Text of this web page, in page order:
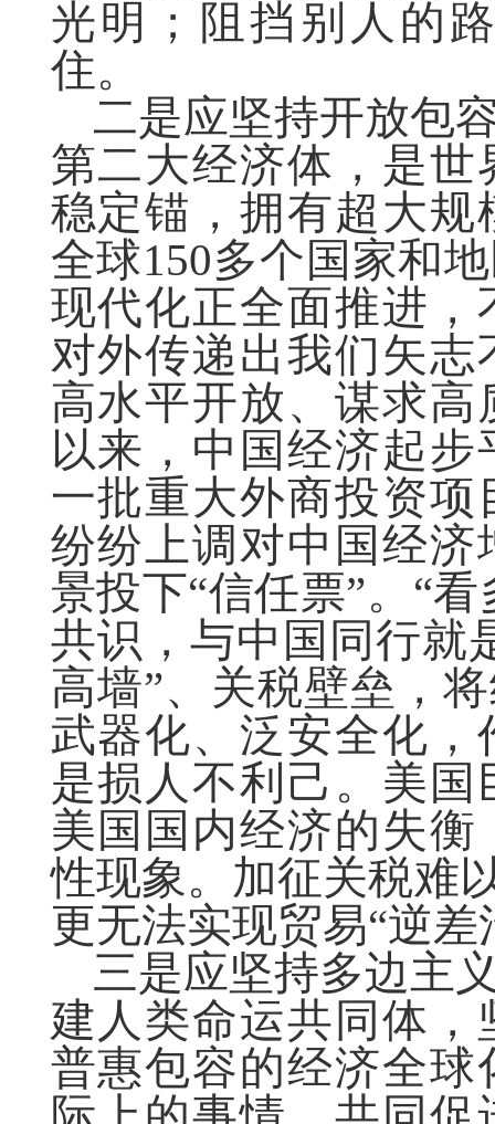
光明；阻挡别人的
住。
二是应坚持开放包
第二大经济体，是
稳定锚，拥有超大
全球150多个国家和
现代化正全面推进
对外传递出我们矢
高水平开放、谋求
以来，中国经济起
一批重大外商投资
纷纷上调对中国经
景投下“信任票”。“
共识，与中国同行就
高墙”、关税壁垒，
武器化、泛安全化
是损人不利己。美
美国国内经济的失
性现象。加征关税难
更无法实现贸易“逆差
三是应坚持多边主
建人类命运共同体
普惠包容的经济全